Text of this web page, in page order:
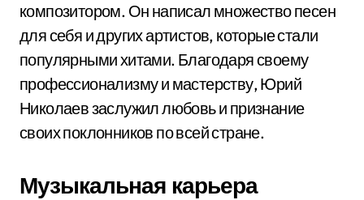
композитором. Он написал множество песен
для себя и других артистов, которые стали
популярными хитами. Благодаря своему
профессионализму и мастерству, Юрий
Николаев заслужил любовь и признание
своих поклонников по всей стране.
Музыкальная карьера